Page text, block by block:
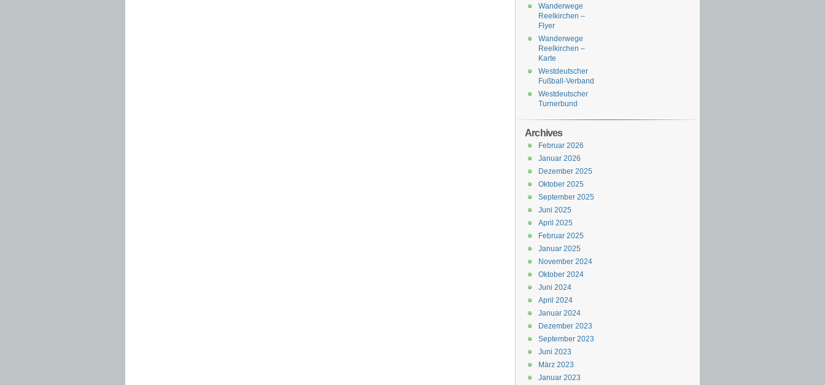
Wanderwege
Reelkirchen –
Flyer
Wanderwege
Reelkirchen –
Karte
Westdeutscher
Fußball-Verband
Westdeutscher
Turnerbund
Archives
Februar 2026
Januar 2026
Dezember 2025
Oktober 2025
September 2025
Juni 2025
April 2025
Februar 2025
Januar 2025
November 2024
Oktober 2024
Juni 2024
April 2024
Januar 2024
Dezember 2023
September 2023
Juni 2023
März 2023
Januar 2023